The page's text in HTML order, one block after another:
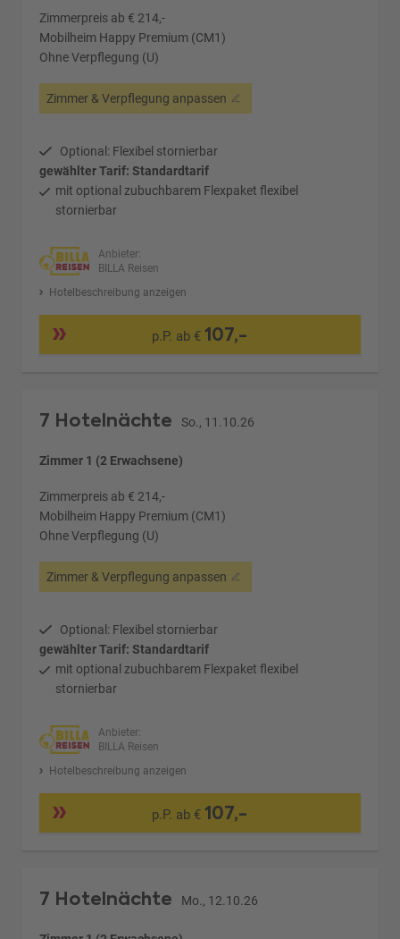
Zimmerpreis ab € 214,-
Mobilheim Happy Premium (CM1)
Ohne Verpflegung (U)
Zimmer & Verpflegung anpassen
Optional: Flexibel stornierbar
gewählter Tarif: Standardtarif
mit optional zubuchbarem Flexpaket flexibel
stornierbar
Anbieter:
BILLA Reisen
Hotelbeschreibung anzeigen
p.P. ab €107,-
7 Hotelnächte So., 11.10.26
Zimmer 1 (2 Erwachsene)
Zimmerpreis ab € 214,-
Mobilheim Happy Premium (CM1)
Ohne Verpflegung (U)
Zimmer & Verpflegung anpassen
Optional: Flexibel stornierbar
gewählter Tarif: Standardtarif
mit optional zubuchbarem Flexpaket flexibel
stornierbar
Anbieter:
BILLA Reisen
Hotelbeschreibung anzeigen
p.P. ab €107,-
7 Hotelnächte Mo., 12.10.26